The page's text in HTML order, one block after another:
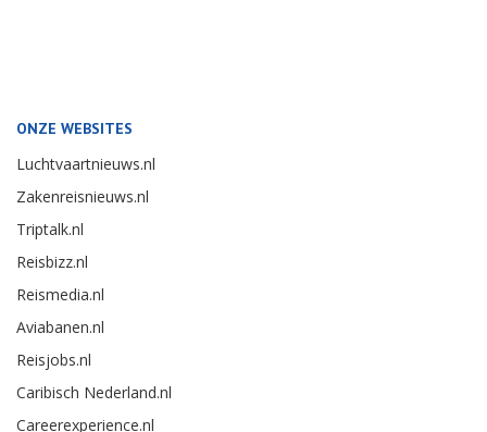
ONZE WEBSITES
Luchtvaartnieuws.nl
Zakenreisnieuws.nl
Triptalk.nl
Reisbizz.nl
Reismedia.nl
Aviabanen.nl
Reisjobs.nl
Caribisch Nederland.nl
Careerexperience.nl